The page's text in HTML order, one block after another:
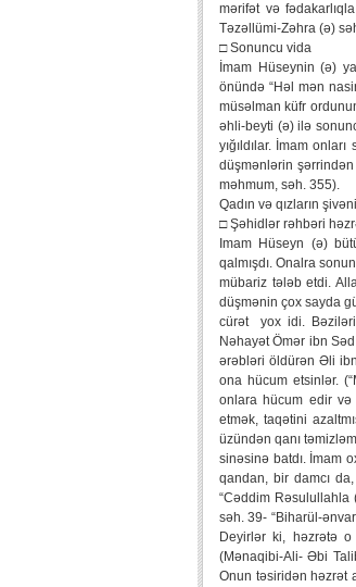
mərifət və
Təzəllümi-Zəhra (ə)
□ Sonuncu vida
İmam Hüseynin (ə)
önündə “Həl mən
müsəlman küfr
əhli-beyti (ə) ilə
yığıldılar. İmam
düşmənlərin
məhmum, səh. 355).
Qadın və qızların
□ Şəhidlər rəhbəri
Imam Hüseyn (ə)
qalmışdı. Onalra
mübariz tələb etdi.
düşmənin çox sayda
cürət yox idi. Bəziləri
Nəhayət Ömər ibn
ərəbləri öldürən Əli
ona hücum etsinlər.
onlara hücum edir
etmək, taqətini
üzündən qanı
sinəsinə batdı. İmam
qandan, bir damcı
“Cəddim Rəsulullahla
səh. 39- “Biharül-
Deyirlər ki, həzrətə
(Mənaqibi-Ali- Əbi
Onun təsiridən həzrət